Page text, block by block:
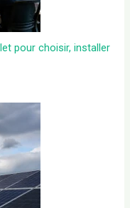
pour choisir, installer